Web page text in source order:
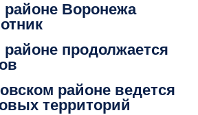
Воронежа
продолжается
районе ведется
территорий